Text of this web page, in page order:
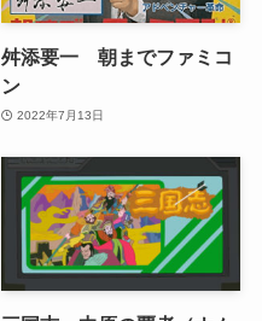
舛添要一 朝までファミコ
ン
2022年7月13日